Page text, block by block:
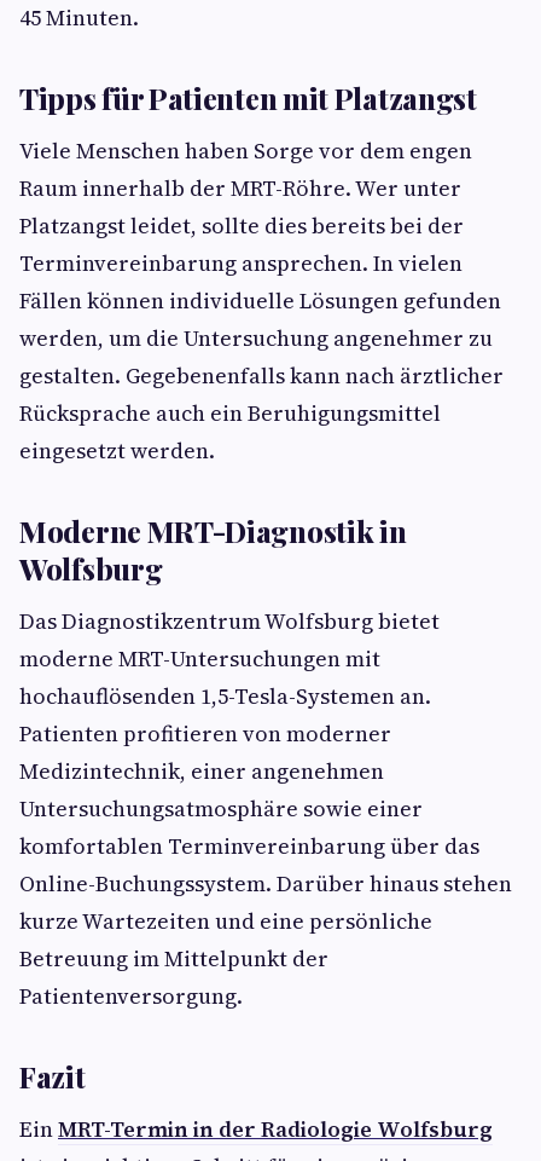
45 Minuten.
Tipps für Patienten mit Platzangst
Viele Menschen haben Sorge vor dem engen
Raum innerhalb der MRT-Röhre. Wer unter
Platzangst leidet, sollte dies bereits bei der
Terminvereinbarung ansprechen. In vielen
Fällen können individuelle Lösungen gefunden
werden, um die Untersuchung angenehmer zu
gestalten. Gegebenenfalls kann nach ärztlicher
Rücksprache auch ein Beruhigungsmittel
eingesetzt werden.
Moderne MRT-Diagnostik in
Wolfsburg
Das Diagnostikzentrum Wolfsburg bietet
moderne MRT-Untersuchungen mit
hochauflösenden 1,5-Tesla-Systemen an.
Patienten profitieren von moderner
Medizintechnik, einer angenehmen
Untersuchungsatmosphäre sowie einer
komfortablen Terminvereinbarung über das
Online-Buchungssystem. Darüber hinaus stehen
kurze Wartezeiten und eine persönliche
Betreuung im Mittelpunkt der
Patientenversorgung.
Fazit
EinMRT-Termin in der Radiologie Wolfsburg